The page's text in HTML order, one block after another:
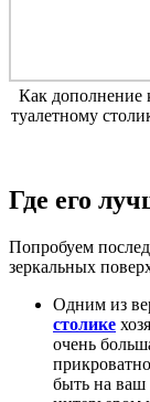
Как дополнение
туалетному
Где его
Попробуем
зеркальных
Одним из
столике
очень
быть на ваш